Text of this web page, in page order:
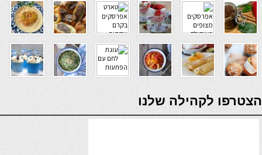
verde casino
הצטרפו לקהילה שלנו